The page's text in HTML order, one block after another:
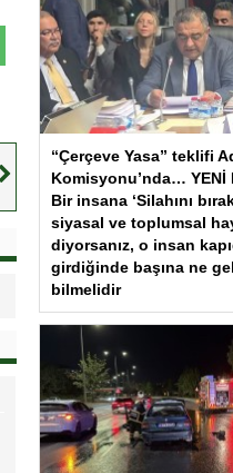
“Çerçeve Yasa” teklifi
Komisyonu’nda… YENİ
Bir insana ‘Silahını
siyasal ve toplumsal
diyorsanız, o insan
girdiğinde başına ne
bilmelidir